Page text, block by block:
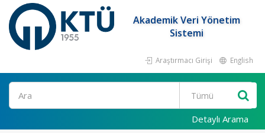
Akademik Veri Yönetim
Sistemi
Araştırmacı Girişi English
Ara
Detaylı Arama